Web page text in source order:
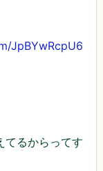
JpBYwRcpU6
るからってす